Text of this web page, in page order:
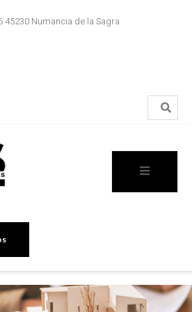
45230 Numancia de la Sagra